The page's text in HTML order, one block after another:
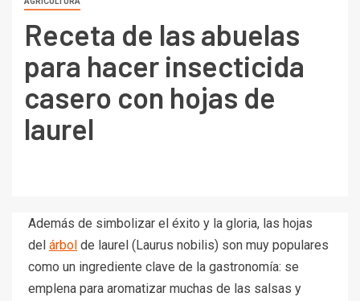
Receta de las abuelas
para hacer insecticida
casero con hojas de
laurel
Además de simbolizar el éxito y la gloria, las hojas
del árbol de laurel (Laurus nobilis) son muy populares
como un ingrediente clave de la gastronomía: se
emplena para aromatizar muchas de las salsas y